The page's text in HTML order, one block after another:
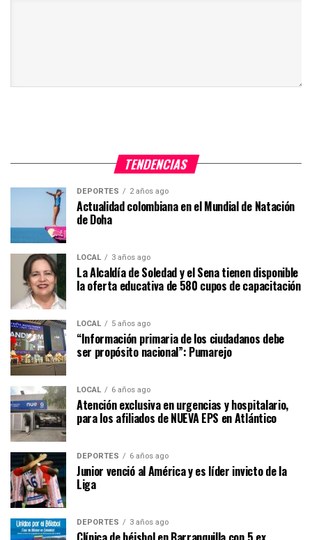
TENDENCIAS
DEPORTES 2 años ago
Actualidad colombiana en el Mundial de Natación
de Doha
LOCAL 3 años ago
La Alcaldía de Soledad y el Sena tienen disponible
la oferta educativa de 580 cupos de capacitación
LOCAL 5 años ago
“Información primaria de los ciudadanos debe
ser propósito nacional”: Pumarejo
LOCAL 6 años ago
Atención exclusiva en urgencias y hospitalario,
para los afiliados de NUEVA EPS en Atlántico
DEPORTES 6 años ago
Junior venció al América y es líder invicto de la
Liga
DEPORTES 3 años ago